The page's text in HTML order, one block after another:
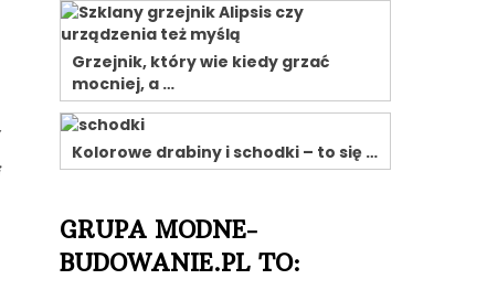
Grzejnik, który wie kiedy grzać
mocniej, a …
Kolorowe drabiny i schodki – to się …
GRUPA MODNE-
BUDOWANIE.PL TO: